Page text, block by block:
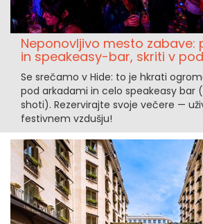
Neponovljivo mesto zabave:
in speakeasy-bar, skriti v
Se srečamo v Hide: to je hkrati
pod arkadami in celo speakeasy bar
shoti). Rezervirajte svoje večere —
festivnem vzdušju!